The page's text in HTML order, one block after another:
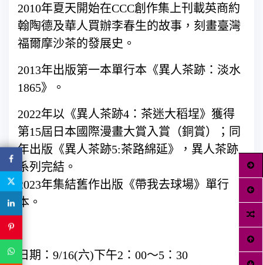
2010年夏天開始在CCC創作集上刊載英商約
翰陶德及華人買辦李春生的故事，刻畫臺灣
福爾摩沙茶的發展史。
2013年出版第一本單行本《異人茶跡：淡水
1865》。
2022年以《異人茶跡4：茶迷大稻埕》獲得
第15屆日本國際漫畫大賞入賞（銅賞）；同
年出版《異人茶跡5:茶路綿延》，異人茶跡
系列完結。
2023年集結舊作出版《帶我去球場》單行
本。
日期：9/16(六)下午2：00～5：30